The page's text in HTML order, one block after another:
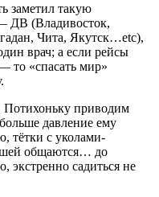
заметил такую
ДВ (Владивосток,
Чита, Якутск…etc),
врач; а если рейсы
то «спасать мир»
Потихоньку приводим
давление ему
тётки с уколами-
общаются… до
экстренно садиться не